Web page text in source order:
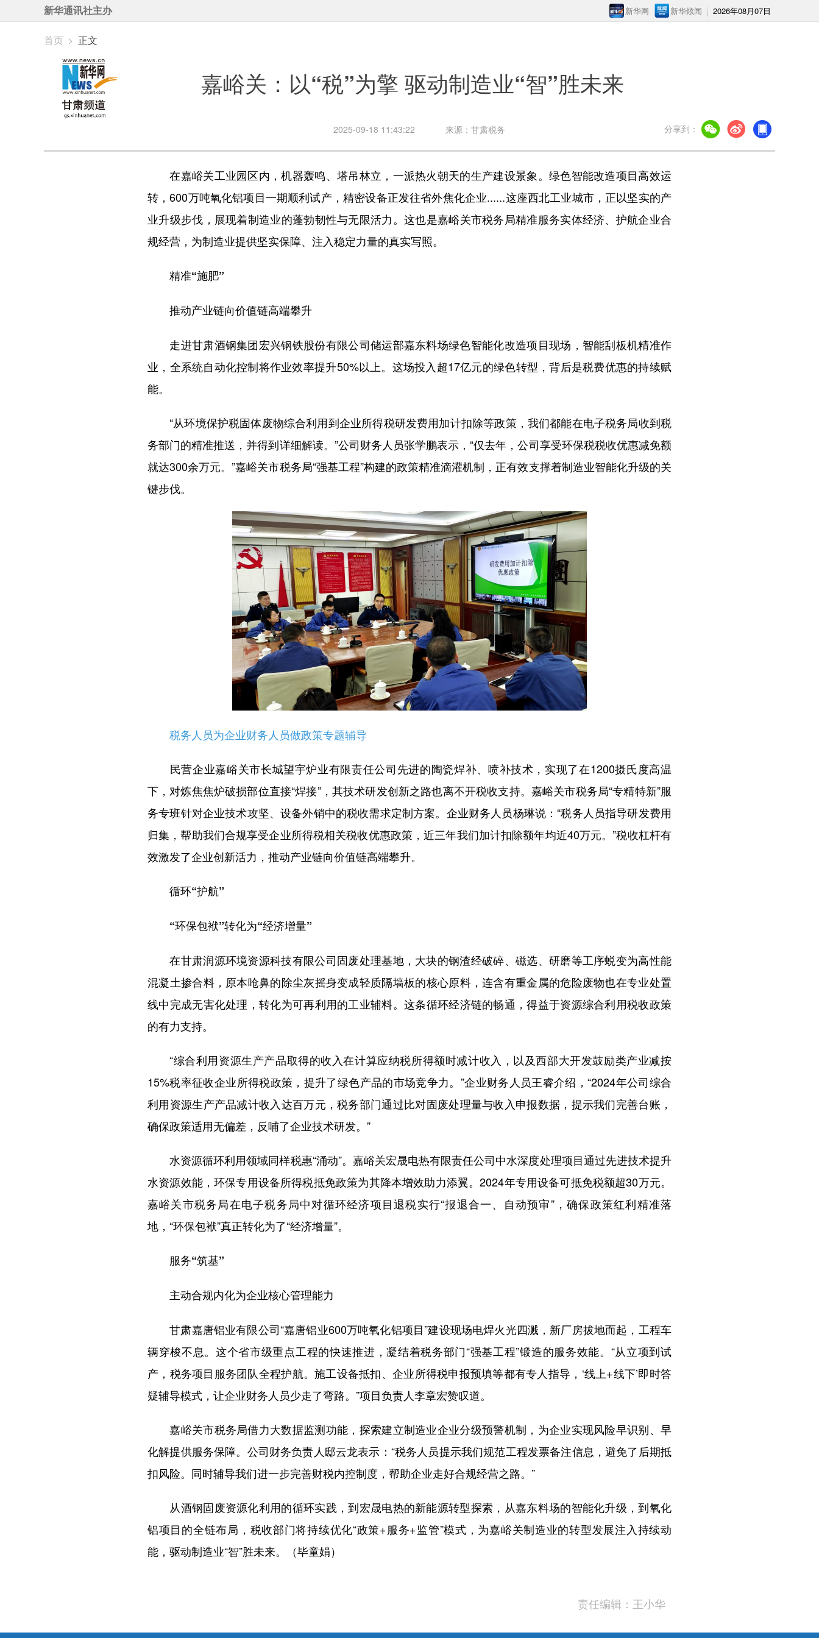
新华通讯社主办 2026年08月07日
新华炫闻
新华网
首页 > 正文
嘉峪关：以“税”为擎 驱动制造业“智”胜未来
2025-09-18 11:43:22 来源：甘肃税务 分享到：
在嘉峪关工业园区内，机器轰鸣、塔吊林立，一派热火朝天的生产建设景象。绿色智能改造项目高效运
转，600万吨氧化铝项目一期顺利试产，精密设备正发往省外焦化企业......这座西北工业城市，正以坚实的产
业升级步伐，展现着制造业的蓬勃韧性与无限活力。这也是嘉峪关市税务局精准服务实体经济、护航企业合
规经营，为制造业提供坚实保障、注入稳定力量的真实写照。
精准“施肥”
推动产业链向价值链高端攀升
走进甘肃酒钢集团宏兴钢铁股份有限公司储运部嘉东料场绿色智能化改造项目现场，智能刮板机精准作
业，全系统自动化控制将作业效率提升50%以上。这场投入超17亿元的绿色转型，背后是税费优惠的持续赋
能。
“从环境保护税固体废物综合利用到企业所得税研发费用加计扣除等政策，我们都能在电子税务局收到税
务部门的精准推送，并得到详细解读。”公司财务人员张学鹏表示，“仅去年，公司享受环保税税收优惠减免额
就达300余万元。”嘉峪关市税务局“强基工程”构建的政策精准滴灌机制，正有效支撑着制造业智能化升级的关
键步伐。
税务人员为企业财务人员做政策专题辅导
民营企业嘉峪关市长城望宇炉业有限责任公司先进的陶瓷焊补、喷补技术，实现了在1200摄氏度高温
下，对炼焦焦炉破损部位直接“焊接”，其技术研发创新之路也离不开税收支持。嘉峪关市税务局“专精特新”服
务专班针对企业技术攻坚、设备外销中的税收需求定制方案。企业财务人员杨琳说：“税务人员指导研发费用
归集，帮助我们合规享受企业所得税相关税收优惠政策，近三年我们加计扣除额年均近40万元。”税收杠杆有
效激发了企业创新活力，推动产业链向价值链高端攀升。
循环“护航”
“环保包袱”转化为“经济增量”
在甘肃润源环境资源科技有限公司固废处理基地，大块的钢渣经破碎、磁选、研磨等工序蜕变为高性能
混凝土掺合料，原本呛鼻的除尘灰摇身变成轻质隔墙板的核心原料，连含有重金属的危险废物也在专业处置
线中完成无害化处理，转化为可再利用的工业辅料。这条循环经济链的畅通，得益于资源综合利用税收政策
的有力支持。
“综合利用资源生产产品取得的收入在计算应纳税所得额时减计收入，以及西部大开发鼓励类产业减按
15%税率征收企业所得税政策，提升了绿色产品的市场竞争力。”企业财务人员王睿介绍，“2024年公司综合
利用资源生产产品减计收入达百万元，税务部门通过比对固废处理量与收入申报数据，提示我们完善台账，
确保政策适用无偏差，反哺了企业技术研发。”
水资源循环利用领域同样税惠“涌动”。嘉峪关宏晟电热有限责任公司中水深度处理项目通过先进技术提升
水资源效能，环保专用设备所得税抵免政策为其降本增效助力添翼。2024年专用设备可抵免税额超30万元。
嘉峪关市税务局在电子税务局中对循环经济项目退税实行“报退合一、自动预审”，确保政策红利精准落
地，“环保包袱”真正转化为了“经济增量”。
服务“筑基”
主动合规内化为企业核心管理能力
甘肃嘉唐铝业有限公司“嘉唐铝业600万吨氧化铝项目”建设现场电焊火光四溅，新厂房拔地而起，工程车
辆穿梭不息。这个省市级重点工程的快速推进，凝结着税务部门“强基工程”锻造的服务效能。“从立项到试
产，税务项目服务团队全程护航。施工设备抵扣、企业所得税申报预填等都有专人指导，‘线上+线下’即时答
疑辅导模式，让企业财务人员少走了弯路。”项目负责人李章宏赞叹道。
嘉峪关市税务局借力大数据监测功能，探索建立制造业企业分级预警机制，为企业实现风险早识别、早
化解提供服务保障。公司财务负责人邸云龙表示：“税务人员提示我们规范工程发票备注信息，避免了后期抵
扣风险。同时辅导我们进一步完善财税内控制度，帮助企业走好合规经营之路。”
从酒钢固废资源化利用的循环实践，到宏晟电热的新能源转型探索，从嘉东料场的智能化升级，到氧化
铝项目的全链布局，税收部门将持续优化“政策+服务+监管”模式，为嘉峪关制造业的转型发展注入持续动
能，驱动制造业“智”胜未来。（毕童娟）
责任编辑：王小华